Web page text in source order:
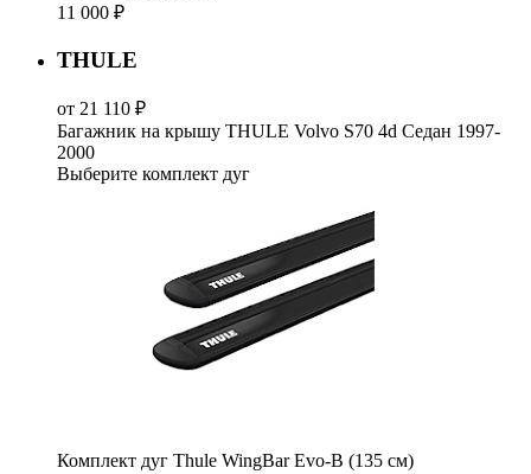
11 000 ₽
THULE
от 21 110 ₽
Багажник на крышу THULE Volvo S70 4d Седан 1997-
2000
Выберите комплект дуг
Комплект дуг Thule WingBar Evo-B (135 см)